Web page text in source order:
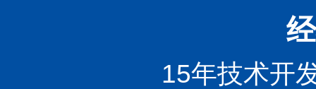
15年技术开